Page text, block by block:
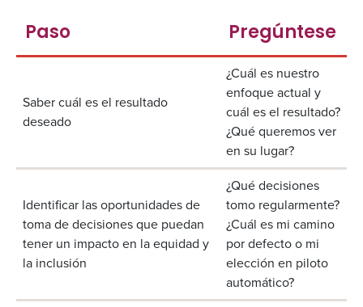
Paso Pregúntese
Saber cuál es el resultado
deseado
¿Cuál es nuestro
enfoque actual y
cuál es el resultado?
¿Qué queremos ver
en su lugar?
Identificar las oportunidades de
toma de decisiones que puedan
tener un impacto en la equidad y
la inclusión
¿Qué decisiones
tomo regularmente?
¿Cuál es mi camino
por defecto o mi
elección en piloto
automático?